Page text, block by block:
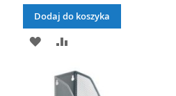
Dodaj do koszyka
DODAJ
LISTY